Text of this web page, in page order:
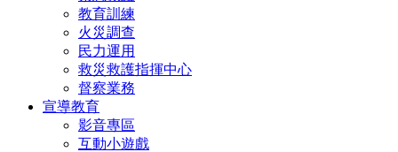
教育訓練
火災調查
民力運用
救災救護指揮中心
督察業務
宣導教育
影音專區
互動小遊戲